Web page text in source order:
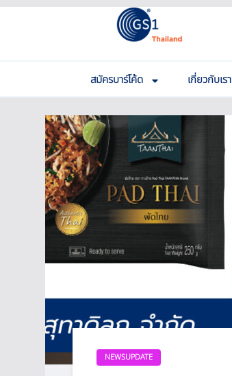
สมัครบาร์โค้ด เกี่ยวกับเรา
NEWSUPDATE